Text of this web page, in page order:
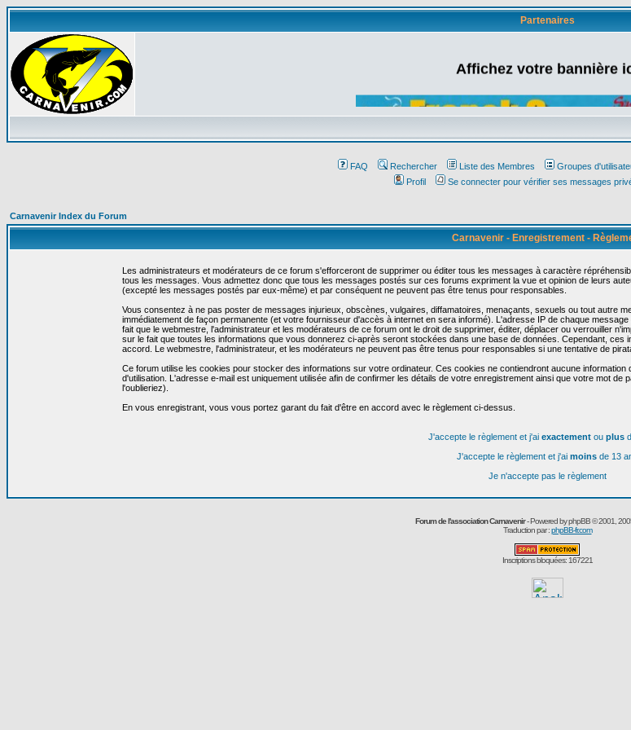
Partenaires
Affichez votre bannière
FAQ Rechercher Liste des Membres Groupes
Profil
Se connecter pour vérifier ses messages
Carnavenir Index du Forum
Carnavenir - Enregistrement -
Les administrateurs et modérateurs de ce forum s'efforceront de supprimer ou éditer tous les messages à caractère
tous les messages. Vous admettez donc que tous les messages postés sur ces forums expriment la vue et opinion de leurs
(excepté les messages postés par eux-même) et par conséquent ne peuvent pas être tenus pour responsables.
Vous consentez à ne pas poster de messages injurieux, obscènes, vulgaires, diffamatoires, menaçants, sexuels ou tout autre
immédiatement de façon permanente (et votre fournisseur d'accès à internet en sera informé). L'adresse IP de chaque
fait que le webmestre, l'administrateur et les modérateurs de ce forum ont le droit de supprimer, éditer, déplacer ou verrouiller
sur le fait que toutes les informations que vous donnerez ci-après seront stockées dans une base de données. Cependant,
accord. Le webmestre, l'administrateur, et les modérateurs ne peuvent pas être tenus pour responsables si une tentative de
Ce forum utilise les cookies pour stocker des informations sur votre ordinateur. Ces cookies ne contiendront aucune
d'utilisation. L'adresse e-mail est uniquement utilisée afin de confirmer les détails de votre enregistrement ainsi que votre mot
l'oublieriez).
En vous enregistrant, vous vous portez garant du fait d'être en accord avec le règlement ci-dessus.
J'accepte le règlement et j'ai exactement ou plus
J'accepte le règlement et j'ai moinsde 13
Je n'accepte pas le règlement
Forum de l'association Carnavenir- Powered byphpBB© 2001,
Traduction par :phpBB-fr.com
Inscriptions bloquées: 167221